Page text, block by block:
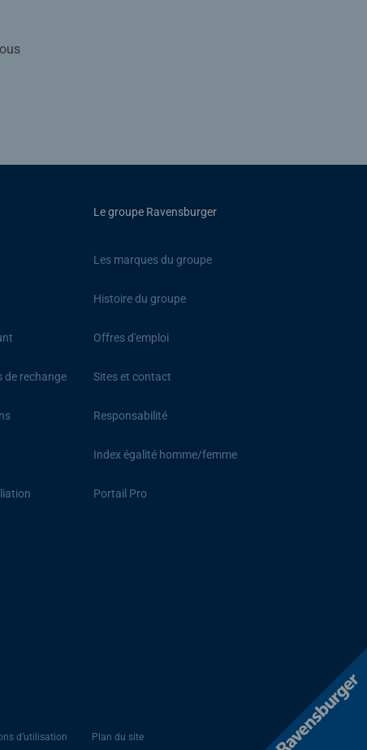
de rechange
Le groupe Ravensburger
Les marques du groupe
Histoire du groupe
Offres d'emploi
Sites et contact
Responsabilité
Index égalité homme/femme
Portail Pro
d’utilisation Plan du site